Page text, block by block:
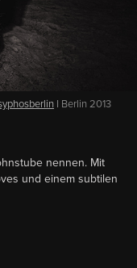
I Berlin 2013
nennen. Mit
und einem subtilen